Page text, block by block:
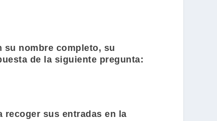
su nombre completo, su
de la siguiente pregunta:
recoger sus entradas en la